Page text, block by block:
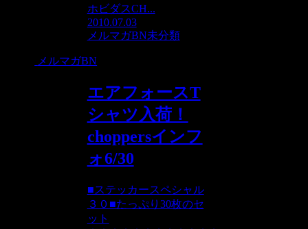
ホビダスCH...
2010.07.03
メルマガBN未分類
メルマガBN
エアフォースT
シャツ入荷！
choppersインフ
ォ6/30
■ステッカースペシャル
３０■たっぷり30枚のセ
ット